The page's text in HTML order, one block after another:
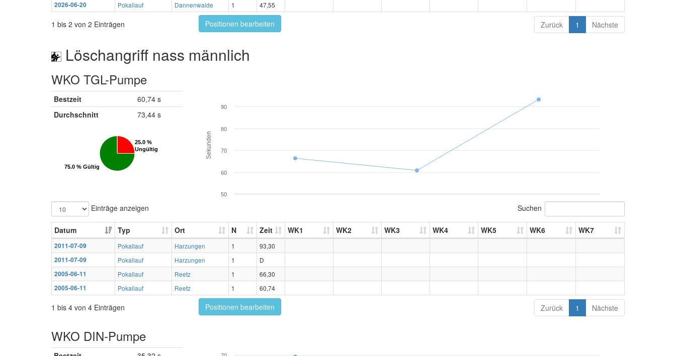
2026-06-20
Pokallauf Dannenwalde 1 47,55
1 bis 2 von 2 Einträgen Positionen bearbeiten Zurück 1 Nächste
Löschangriff nass männlich
WKO TGL-Pumpe
Bestzeit
60,74 s
Durchschnitt
73,44 s
25.0 %
Ungültig
25.0 %
Ungültig
75.0 % Gültig
75.0 % Gültig
Sekunden
50
60
70
80
90
Einträge anzeigen Suchen
Datum Typ Ort N Zeit WK1 WK2 WK3 WK4 WK5 WK6 WK7
2011-07-09 Pokallauf Harzungen 1
93,30
2011-07-09
Pokallauf Harzungen 1
D
2005-06-11
Pokallauf Reetz 1
66,30
2005-06-11
Pokallauf Reetz 1 60,74
1 bis 4 von 4 Einträgen Positionen bearbeiten Zurück 1 Nächste
WKO DIN-Pumpe